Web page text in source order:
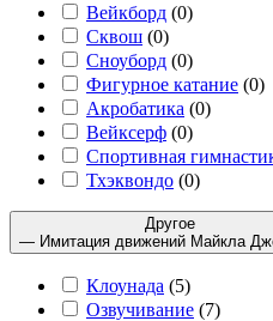
Вейкборд (0)
Сквош (0)
Сноуборд (0)
Фигурное катание (0)
Акробатика (0)
Вейксерф (0)
Спортивная
Тхэквондо (0)
Другое
— Имитация движений Майкла
Клоунада (5)
Озвучивание (7)